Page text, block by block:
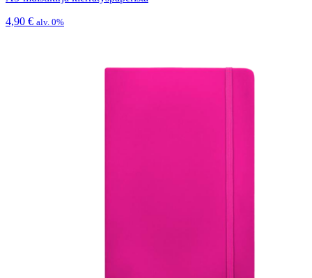
4,90 € alv. 0%